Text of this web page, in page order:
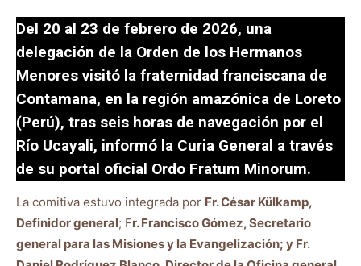
Del 20 al 23 de febrero de 2026, una
delegación de la Orden de los Hermanos
Menores visitó la fraternidad franciscana de
Contamana, en la región amazónica de Loreto
(Perú), tras seis horas de navegación por el
Río Ucayali, informó la Curia General a través
de su portal oficial Ordo Fratum Minorum.
La comitiva estuvo integrada por Fr. César Külkamp,
Definidor general; Fr. Francisco Gómez, Secretario
general para las Misiones y la Evangelización; y Fr.